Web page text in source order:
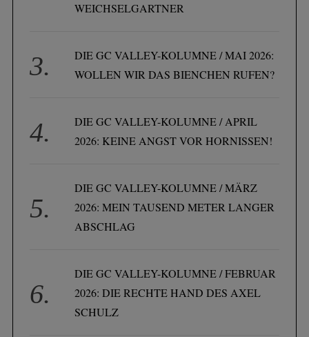
WEICHSELGARTNER
DIE GC VALLEY-KOLUMNE / MAI 2026:
WOLLEN WIR DAS BIENCHEN RUFEN?
DIE GC VALLEY-KOLUMNE / APRIL
2026: KEINE ANGST VOR HORNISSEN!
DIE GC VALLEY-KOLUMNE / MÄRZ
2026: MEIN TAUSEND METER LANGER
ABSCHLAG
DIE GC VALLEY-KOLUMNE / FEBRUAR
2026: DIE RECHTE HAND DES AXEL
SCHULZ